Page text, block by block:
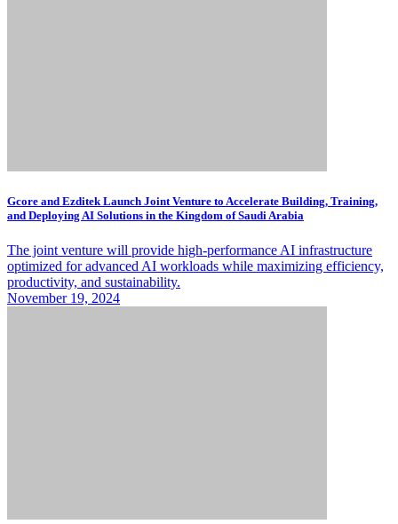
Gcore and Ezditek Launch Joint Venture to Accelerate Building, Training,
and Deploying AI Solutions in the Kingdom of Saudi Arabia
The joint venture will provide high-performance AI infrastructure
optimized for advanced AI workloads while maximizing efficiency,
productivity, and sustainability.
November 19, 2024